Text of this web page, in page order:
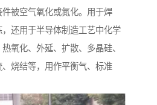
被空气氧化或氮化。用于焊
还用于半导体制造工艺中化学
氧化、外延、扩散、多晶硅、
烧结等，用作平衡气、标准